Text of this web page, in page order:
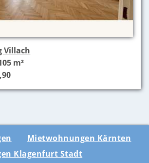
Villach
m²
Mietwohnungen Kärnten
Klagenfurt Stadt